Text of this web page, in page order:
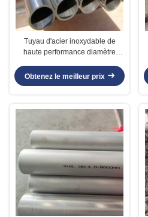
Tuyau d'acier inoxydable de
haute performance diamètre
4.0mm
Obtenez le meilleur prix